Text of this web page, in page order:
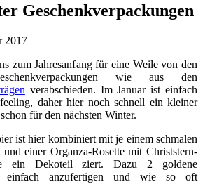
Geschenkverpackungen
2017
zum Jahresanfang für eine Weile von den
wie aus den
verabschieden. Im Januar ist einfach
daher hier noch schnell ein kleiner
für den nächsten Winter.
ist hier kombiniert mit je einem schmalen
einer Organza-Rosette mit Christstern-
ein Dekoteil ziert. Dazu 2 goldene
einfach anzufertigen und wie so oft